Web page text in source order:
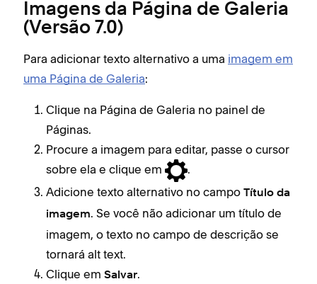
Imagens da Página de Galeria
(Versão 7.0)
Para adicionar texto alternativo a uma imagem em
uma Página de Galeria:
Clique na Página de Galeria no painel de
Páginas.
Procure a imagem para editar, passe o cursor
sobre ela e clique em
.
Adicione texto alternativo no campo Título da
imagem. Se você não adicionar um título de
imagem, o texto no campo de descrição se
tornará alt text.
Clique em Salvar.